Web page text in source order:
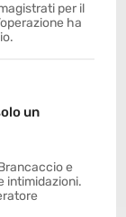
per il
ha
un
e
intimidazioni.